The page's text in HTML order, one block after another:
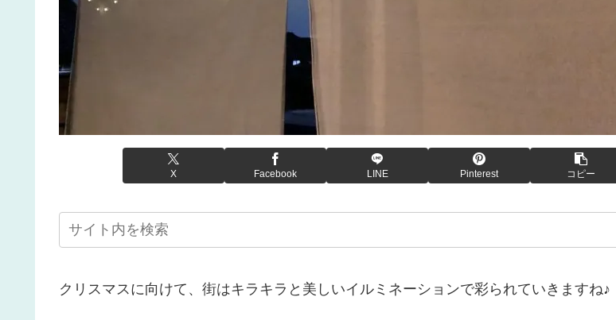
X Facebook LINE Pinterest コピー
クリスマスに向けて、街はキラキラと美しいイルミネーションで彩られていきますね♪